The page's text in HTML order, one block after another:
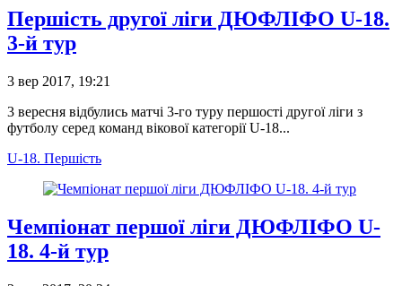
Першість другої ліги ДЮФЛІФО U-18.
3-й тур
3 вер 2017, 19:21
3 вересня відбулись матчі 3-го туру першості другої ліги з
футболу серед команд вікової категорії U-18...
U-18. Першість
Чемпіонат першої ліги ДЮФЛІФО U-
18. 4-й тур